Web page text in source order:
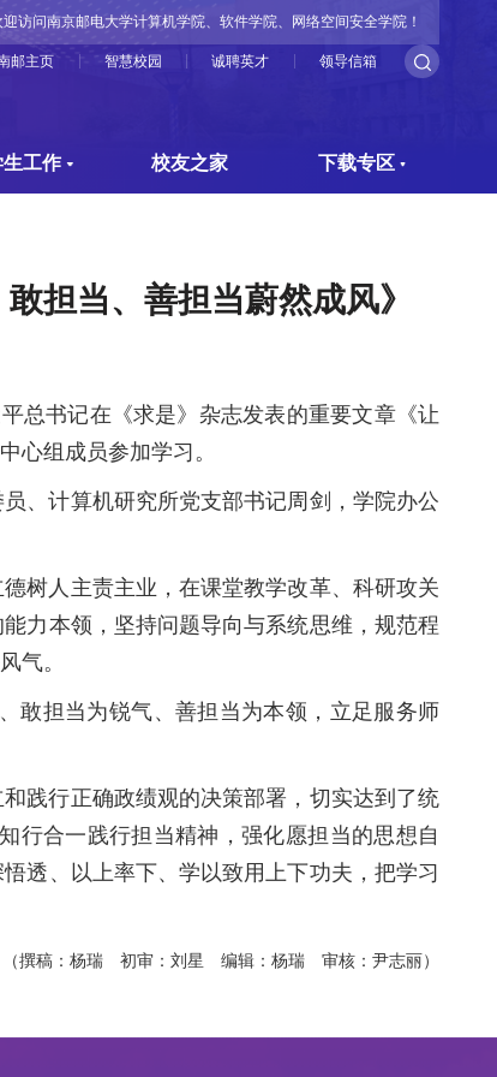
迎访问南京邮电大学计算机学院、软件学院、网络空间安全学院！
邮主页 智慧校园 诚聘英才 领导信箱
生工作 校友之家 下载专区
担当、善担当蔚然成风》
总书记在《求是》杂志发表的重要文章《让
心组成员参加学习。
、计算机研究所党支部书记周剑，学院办公
树人主责主业，在课堂教学改革、科研攻关
力本领，坚持问题导向与系统思维，规范程
气。
敢担当为锐气、善担当为本领，立足服务师
践行正确政绩观的决策部署，切实达到了统
行合一践行担当精神，强化愿担当的思想自
透、以上率下、学以致用上下功夫，把学习
（撰稿：杨瑞 初审：刘星 编辑：杨瑞 审核：尹志丽）